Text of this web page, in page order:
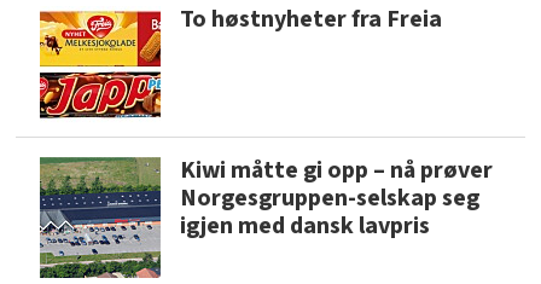
To høstnyheter fra Freia
Kiwi måtte gi opp – nå prøver
Norgesgruppen-selskap seg
igjen med dansk lavpris